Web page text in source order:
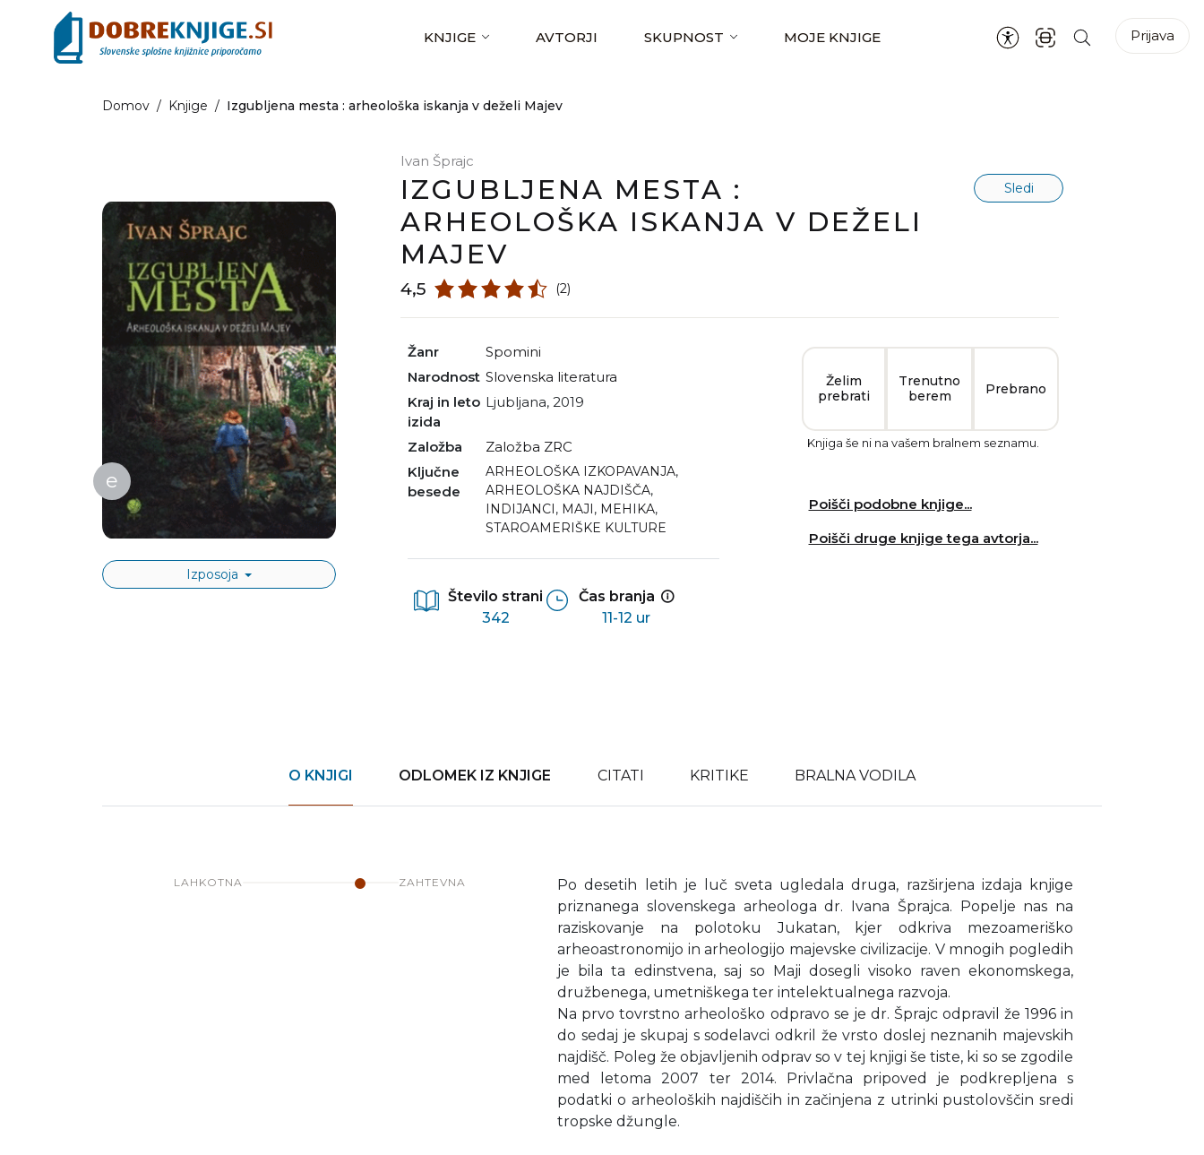
KNJIGE AVTORJI SKUPNOST MOJE KNJIGE Prijava
Domov / Knjige / Izgubljena mesta : arheološka iskanja v deželi Majev
e
Izposoja
Ivan Šprajc
IZGUBLJENA MESTA :
ARHEOLOŠKA ISKANJA V DEŽELI
MAJEV
Sledi
4,5 (2)
Žanr
spomini
Narodnost
slovenska literatura
Kraj in leto
izida
Ljubljana, 2019
Založba
Založba ZRC
Ključne
besede
ARHEOLOŠKA IZKOPAVANJA,
ARHEOLOŠKA NAJDIŠČA,
INDIJANCI, MAJI, MEHIKA,
STAROAMERIŠKE KULTURE
Število strani
342
Čas branja
11-12 ur
Želim
prebrati
Trenutno
berem
Prebrano
Knjiga še ni na vašem bralnem seznamu.
Poišči podobne knjige...
Poišči druge knjige tega avtorja...
O KNJIGI ODLOMEK IZ KNJIGE CITATI KRITIKE BRALNA VODILA
LAHKOTNA ZAHTEVNA
Po desetih letih je luč sveta ugledala druga, razširjena izdaja knjige
priznanega slovenskega arheologa dr. Ivana Šprajca. Popelje nas na
raziskovanje na polotoku Jukatan, kjer odkriva mezoameriško
arheoastronomijo in arheologijo majevske civilizacije. V mnogih pogledih
je bila ta edinstvena, saj so Maji dosegli visoko raven ekonomskega,
družbenega, umetniškega ter intelektualnega razvoja.
Na prvo tovrstno arheološko odpravo se je dr. Šprajc odpravil že 1996 in
do sedaj je skupaj s sodelavci odkril že vrsto doslej neznanih majevskih
najdišč. Poleg že objavljenih odprav so v tej knjigi še tiste, ki so se zgodile
med letoma 2007 ter 2014. Privlačna pripoved je podkrepljena s
podatki o arheoloških najdiščih in začinjena z utrinki pustolovščin sredi
tropske džungle.